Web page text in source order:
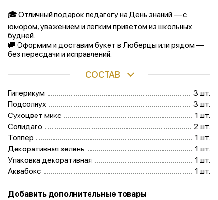
🎓 Отличный подарок педагогу на День знаний — с
юмором, уважением и легким приветом из школьных
будней.
🚚 Оформим и доставим букет в Люберцы или рядом —
без пересдачи и исправлений.
СОСТАВ
Гиперикум
3 шт.
Подсолнух
3 шт.
Сухоцвет микс
1 шт.
Солидаго
2 шт.
Топпер
1 шт.
Декоративная зелень
1 шт.
Упаковка декоративная
1 шт.
Аквабокс
1 шт.
Добавить дополнительные товары